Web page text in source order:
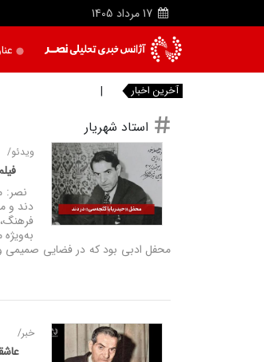
17 مرداد 1405
آخرین اخبار خبرنگاری؛ یک تعهد عاش
استاد شهریار
ویدئو/
نصر:
دند و
محفل ادبی بود که در فضایی صمیمی
خبر/